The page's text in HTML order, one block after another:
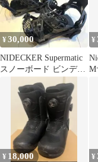
¥30,000
NIDECKER Supermatic
スノーボード ビンディ
¥
¥ 18,000 ¥